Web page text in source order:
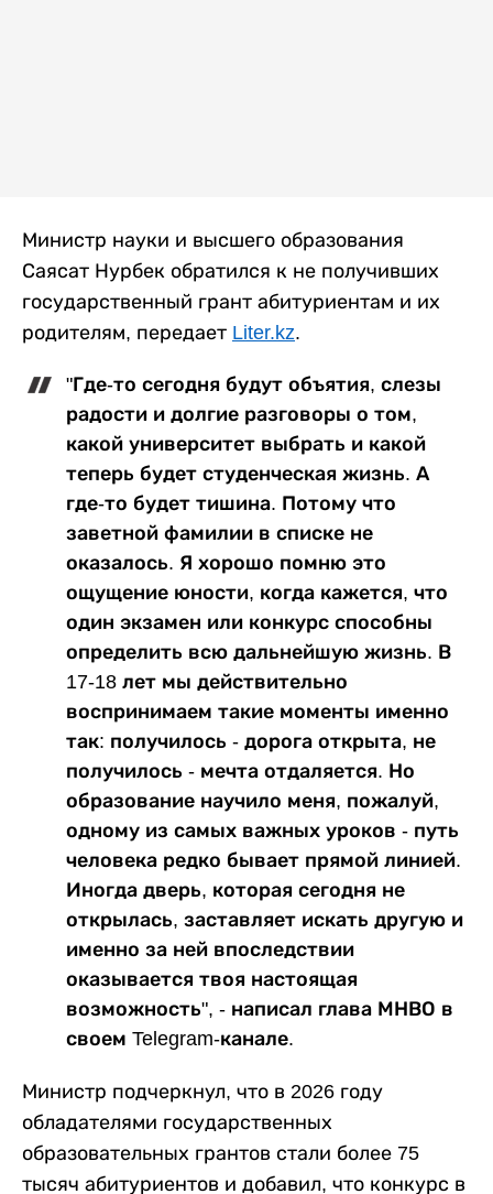
Министр науки и высшего образования
Саясат Нурбек обратился к не получивших
государственный грант абитуриентам и их
родителям, передает Liter.kz.
"Где-то сегодня будут объятия, слезы
радости и долгие разговоры о том,
какой университет выбрать и какой
теперь будет студенческая жизнь. А
где-то будет тишина. Потому что
заветной фамилии в списке не
оказалось. Я хорошо помню это
ощущение юности, когда кажется, что
один экзамен или конкурс способны
определить всю дальнейшую жизнь. В
17-18 лет мы действительно
воспринимаем такие моменты именно
так: получилось - дорога открыта, не
получилось - мечта отдаляется. Но
образование научило меня, пожалуй,
одному из самых важных уроков - путь
человека редко бывает прямой линией.
Иногда дверь, которая сегодня не
открылась, заставляет искать другую и
именно за ней впоследствии
оказывается твоя настоящая
возможность", - написал глава МНВО в
своем Telegram-канале.
Министр подчеркнул, что в 2026 году
обладателями государственных
образовательных грантов стали более 75
тысяч абитуриентов и добавил, что конкурс в